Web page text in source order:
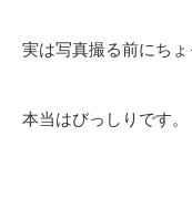
実は写真撮る前にち
本当はびっしりです。